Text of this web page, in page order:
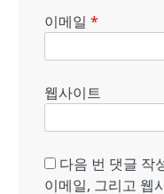
이메일 *
웹사이트
다음 번 댓글 작
이메일, 그리고 웹